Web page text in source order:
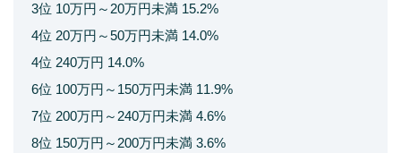
3位 10万円～20万円未満 15.2%
4位 20万円～50万円未満 14.0%
4位 240万円 14.0%
6位 100万円～150万円未満 11.9%
7位 200万円～240万円未満 4.6%
8位 150万円～200万円未満 3.6%